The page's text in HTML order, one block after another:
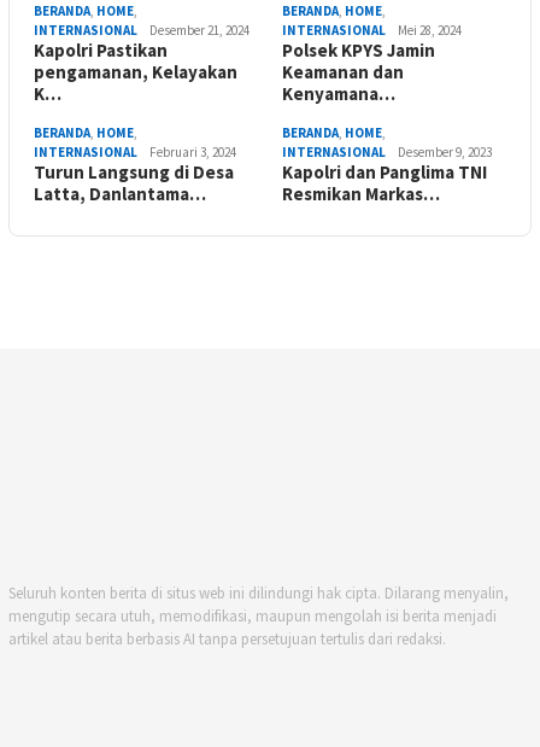
BERANDA, HOME,
INTERNASIONAL
Desember 21, 2024
Kapolri Pastikan
pengamanan, Kelayakan
K…
BERANDA, HOME,
INTERNASIONAL
Mei 28, 2024
Polsek KPYS Jamin
Keamanan dan
Kenyamana…
BERANDA, HOME,
INTERNASIONAL
Februari 3, 2024
Turun Langsung di Desa
Latta, Danlantama…
BERANDA, HOME,
INTERNASIONAL
Desember 9, 2023
Kapolri dan Panglima TNI
Resmikan Markas…
Seluruh konten berita di situs web ini dilindungi hak cipta. Dilarang menyalin,
mengutip secara utuh, memodifikasi, maupun mengolah isi berita menjadi
artikel atau berita berbasis AI tanpa persetujuan tertulis dari redaksi.